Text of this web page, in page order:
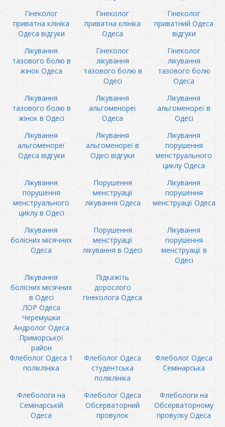
Гінеколог
приватна клініка
Одеса відгуки
Гінеколог
приватна клініка
Одеса
Гінеколог
приватний Одеса
відгуки
Лікування
тазового болю в
жінок Одеса
Гінеколог
лікування
тазового болю в
Одесі
Гінеколог
лікування
тазового болю
Одеса
Лікування
тазового болю в
жінок в Одесі
Лікування
альгоменореї
Одеса
Лікування
альгоменореї в
Одесі
Лікування
альгоменореї
Одеса відгуки
Лікування
альгоменореї в
Одесі відгуки
Лікування
порушення
менструального
циклу Одеса
Лікування
порушення
менструального
циклу в Одесі
Порушення
менструації
лікування Одеса
Лікування
порушення
менструації Одеса
Лікування
болісних місячних
Одеса
Порушення
менструації
лікування в Одесі
Лікування
порушення
менструації в
Одесі
Лікування
болісних місячних
в Одесі
Підкажіть
дорослого
гінеколога Одеса
ЛОР Одеса
Черемушки
Андролог Одеса
Приморської
район
Флеболог Одеса 1
поліклініка
Флеболог Одеса
студентська
поліклініка
Флеболог Одеса
Семінарська
Флебологи на
Семінарській
Одеса
Флеболог Одеса
Обсерваторний
провулок
Флебологи на
Обсерваторному
провулку Одеса